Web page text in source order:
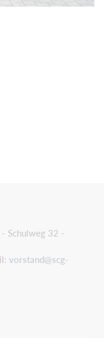
Schulweg 32 -
vorstand@scg-